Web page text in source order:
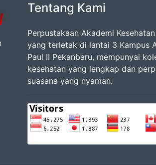
Tentang Kami
Perpustakaan Akademi
yang terletak di lantai 3 Kampus
Paul II Pekanbaru, mempunyai
kesehatan yang lengkap dan
suasana yang nyaman.